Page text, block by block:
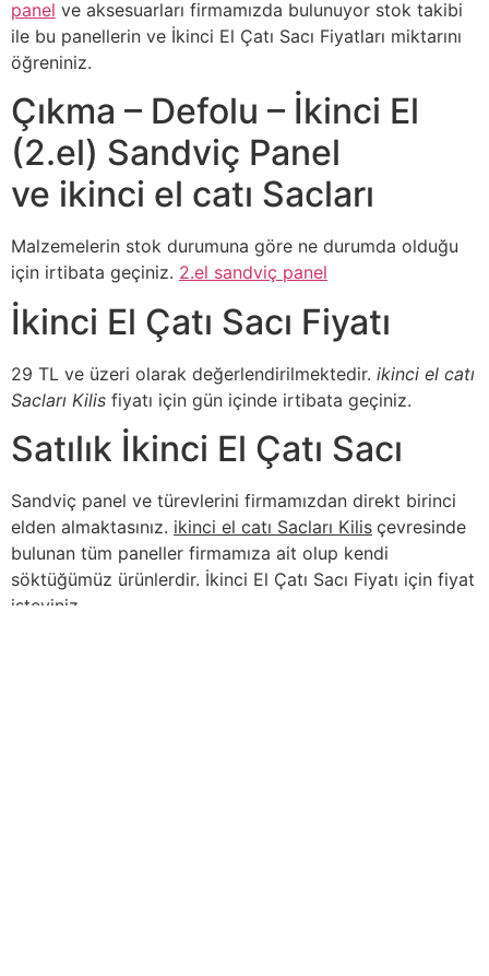
panel ve aksesuarları firmamızda bulunuyor stok takibi
ile bu panellerin ve İkinci El Çatı Sacı Fiyatları miktarını
öğreniniz.
Çıkma – Defolu – İkinci El
(2.el) Sandviç Panel
ve ikinci el catı Sacları
Malzemelerin stok durumuna göre ne durumda olduğu
için irtibata geçiniz. 2.el sandviç panel
İkinci El Çatı Sacı Fiyatı
29 TL ve üzeri olarak değerlendirilmektedir. ikinci el catı
Sacları Kilis fiyatı için gün içinde irtibata geçiniz.
Satılık İkinci El Çatı Sacı
Sandviç panel ve türevlerini firmamızdan direkt birinci
elden almaktasınız. ikinci el catı Sacları Kilis çevresinde
bulunan tüm paneller firmamıza ait olup kendi
söktüğümüz ürünlerdir. İkinci El Çatı Sacı Fiyatı için fiyat
isteyiniz.